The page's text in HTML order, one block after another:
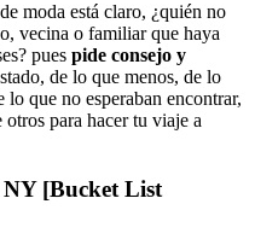
moda está claro, ¿quién no
vecina o familiar que haya
pues pide consejo y
de lo que menos, de lo
que no esperaban encontrar,
para hacer tu viaje a
NY [Bucket List